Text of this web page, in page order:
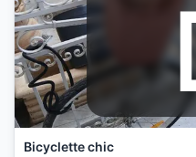
Bicyclette chic